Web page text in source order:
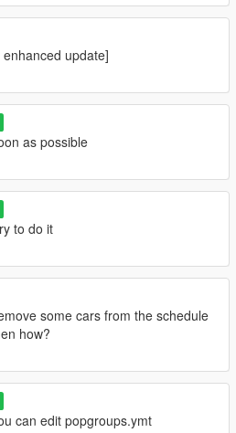
update]
as possible
to do it
some cars from the schedule
how?
can edit popgroups.ymt